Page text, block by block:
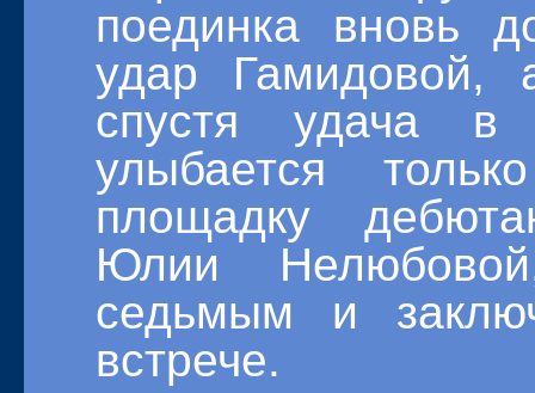
поединка вновь
удар
спустя удача в
улыбается
площадку
Юлии
седьмым и
встрече.